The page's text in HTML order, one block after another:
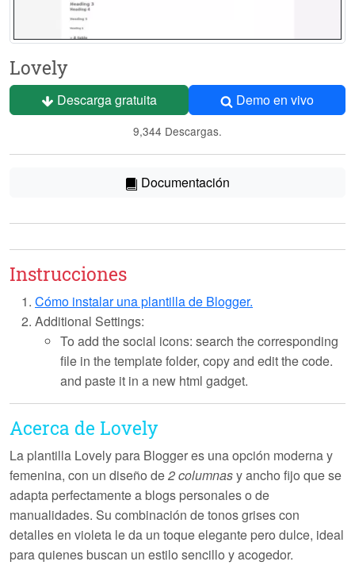
Lovely
Descarga gratuita Demo en vivo
9,344 Descargas.
Documentación
Instrucciones
Cómo instalar una plantilla de Blogger.
Additional Settings:
To add the social icons: search the corresponding
file in the template folder, copy and edit the code.
and paste it in a new html gadget.
Acerca de Lovely
La plantilla Lovely para Blogger es una opción moderna y
femenina, con un diseño de2 columnasy ancho fijo que se
adapta perfectamente a blogs personales o de
manualidades. Su combinación de tonos grises con
detalles en violeta le da un toque elegante pero dulce, ideal
para quienes buscan un estilo sencillo y acogedor.